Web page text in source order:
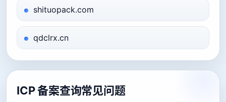
shituopack.com
qdclrx.cn
ICP 备案查询常见问题